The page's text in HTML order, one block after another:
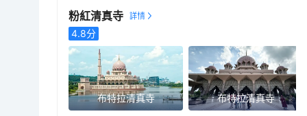
粉紅清真寺
4.8分
布特拉清真寺 布特拉清真寺